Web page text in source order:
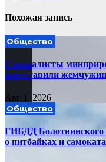
Похожая запись
Общество
Специалисты
представили
Авг 1, 2026
Общество
ГИБДД Болотнинского
о питбайках и